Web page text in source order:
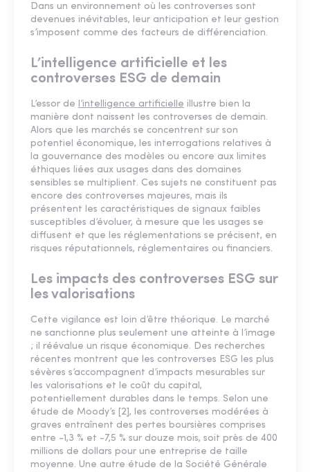
Dans un environnement où les controverses sont
devenues inévitables, leur anticipation et leur gestion
s’imposent comme des facteurs de différenciation.
L’intelligence artificielle et les
controverses ESG de demain
L’essor de l’intelligence artificielle illustre bien la
manière dont naissent les controverses de demain.
Alors que les marchés se concentrent sur son
potentiel économique, les interrogations relatives à
la gouvernance des modèles ou encore aux limites
éthiques liées aux usages dans des domaines
sensibles se multiplient. Ces sujets ne constituent pas
encore des controverses majeures, mais ils
présentent les caractéristiques de signaux faibles
susceptibles d’évoluer, à mesure que les usages se
diffusent et que les réglementations se précisent, en
risques réputationnels, réglementaires ou financiers.
Les impacts des controverses ESG sur
les valorisations
Cette vigilance est loin d’être théorique. Le marché
ne sanctionne plus seulement une atteinte à l’image
; il réévalue un risque économique. Des recherches
récentes montrent que les controverses ESG les plus
sévères s’accompagnent d’impacts mesurables sur
les valorisations et le coût du capital,
potentiellement durables dans le temps. Selon une
étude de Moody’s [2], les controverses modérées à
graves entraînent des pertes boursières comprises
entre -1,3 % et -7,5 % sur douze mois, soit près de 400
millions de dollars pour une entreprise de taille
moyenne. Une autre étude de la Société Générale